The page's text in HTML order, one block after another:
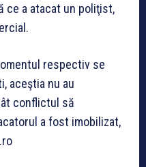
ce a atacat un poliţist,
respectiv se
aceştia nu au
conflictul să
a fost imobilizat,